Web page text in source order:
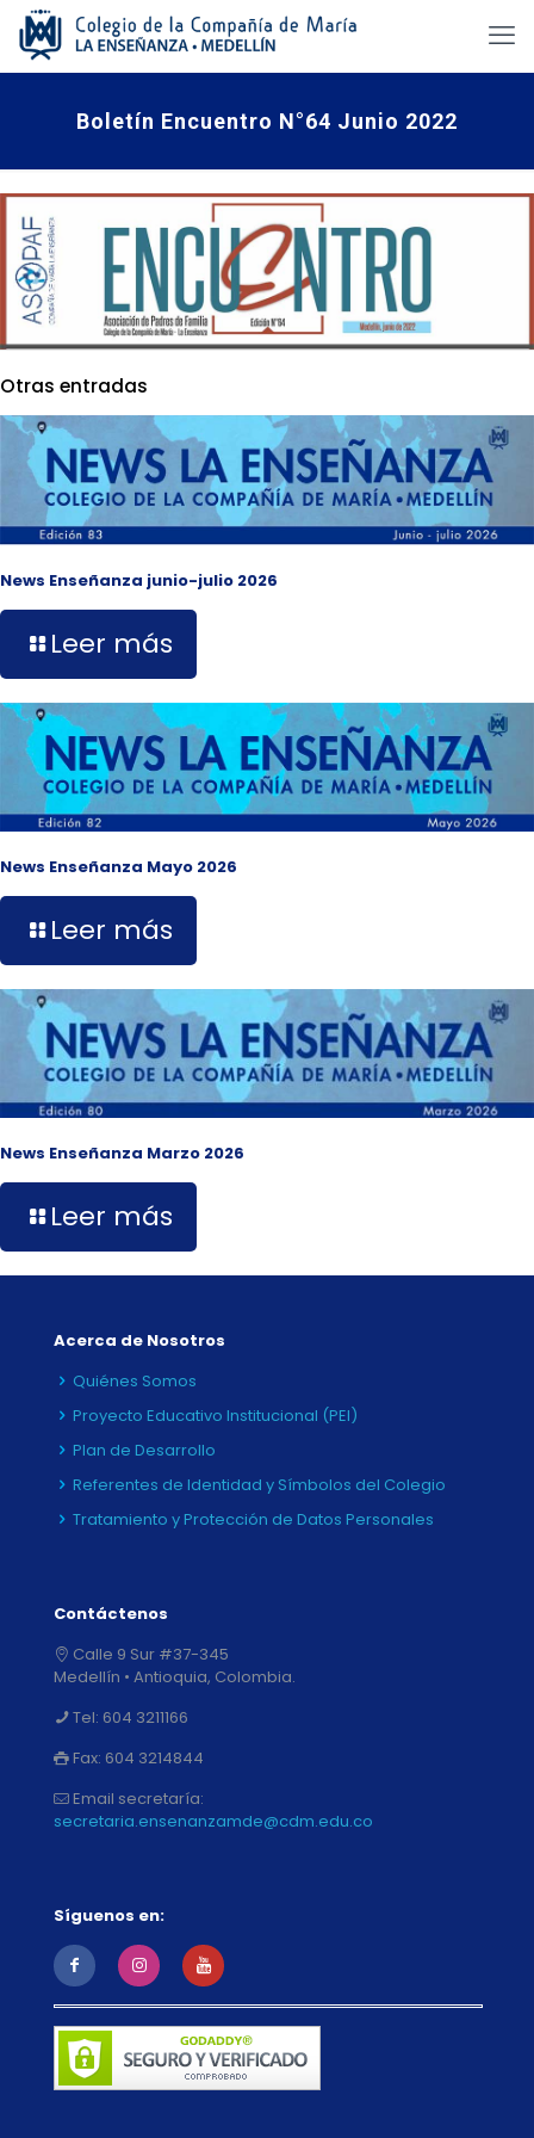
Boletín Encuentro N°64 Junio 2022
Otras entradas
News Enseñanza junio-julio 2026
Leer más
News Enseñanza Mayo 2026
Leer más
News Enseñanza Marzo 2026
Leer más
Acerca de Nosotros
Quiénes Somos
Proyecto Educativo Institucional (PEI)
Plan de Desarrollo
Referentes de Identidad y Símbolos del Colegio
Tratamiento y Protección de Datos Personales
Contáctenos
Calle 9 Sur #37-345
Medellín • Antioquia, Colombia.
Tel: 604 3211166
Fax: 604 3214844
Email secretaría:
secretaria.ensenanzamde@cdm.edu.co
Síguenos en: